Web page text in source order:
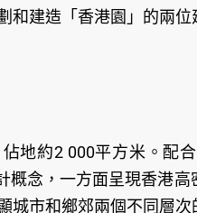
和建造「香港園」的兩
地約2 000平方米。配
念，一方面呈現香港
城市和鄉郊兩個不同層